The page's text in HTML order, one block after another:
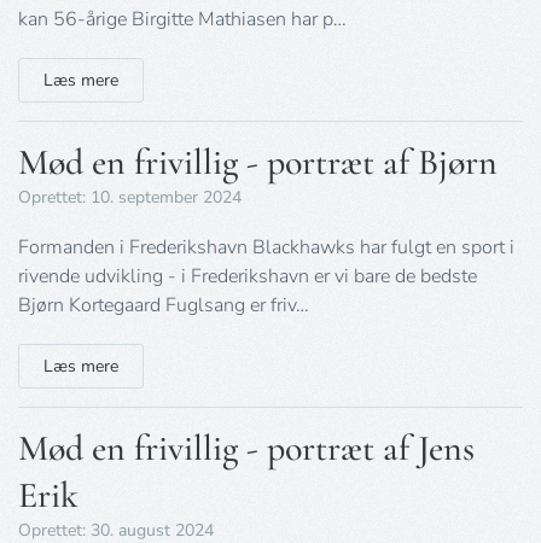
kan 56-årige Birgitte Mathiasen har p…
Læs mere
Mød en frivillig - portræt af Bjørn
Oprettet: 10. september 2024
Formanden i Frederikshavn Blackhawks har fulgt en sport i
rivende udvikling - i Frederikshavn er vi bare de bedste
Bjørn Kortegaard Fuglsang er friv…
Læs mere
Mød en frivillig - portræt af Jens
Erik
Oprettet: 30. august 2024